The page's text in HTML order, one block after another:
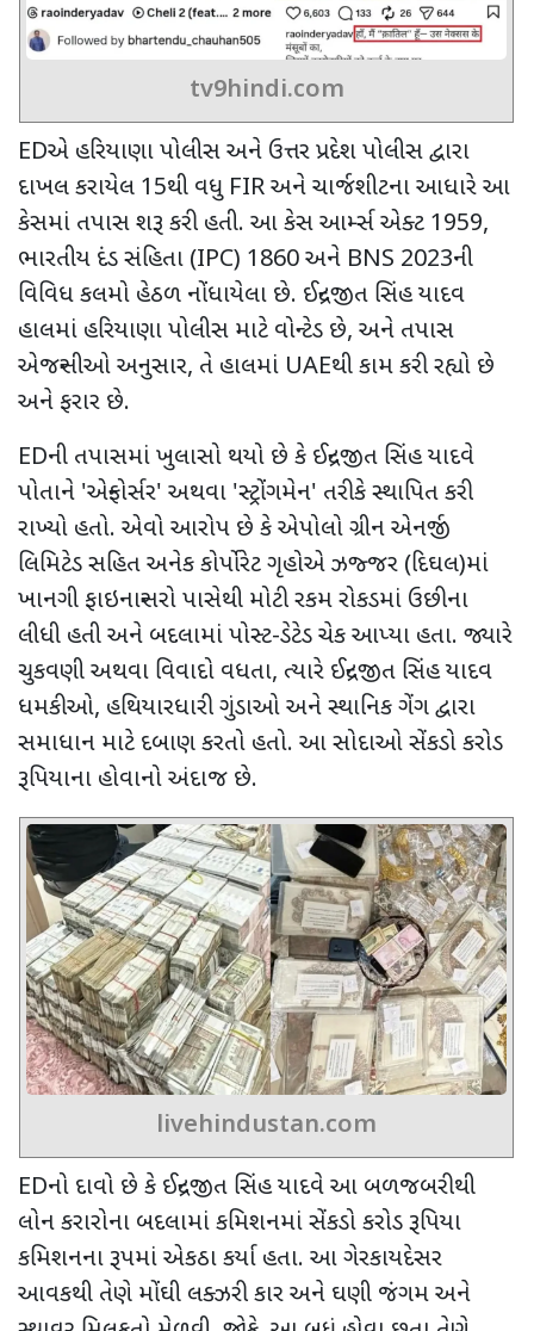
tv9hindi.com
EDએ હરિયાણા પોલીસ અને ઉત્તર પ્રદેશ પોલીસ દ્વારા
દાખલ કરાયેલ 15થી વધુ FIRઅને ચાર્જશીટના આધારે આ
કેસમાં તપાસ શરૂ કરી હતી. આ કેસ આર્મ્સ એક્ટ 1959,
ભારતીય દંડ સંહિતા (IPC) 1860 અને BNS 2023ની
વિવિધ કલમો હેઠળ નોંધાયેલા છે. ઈન્દ્રજીત સિંહ યાદવ
હાલમાં હરિયાણા પોલીસ માટે વોન્ટેડ છે, અને તપાસ
એજન્સીઓ અનુસાર, તે હાલમાં UAEથી કામ કરી રહ્યો છે
અને ફરાર છે.
EDની તપાસમાં ખુલાસો થયો છે કે ઈન્દ્રજીત સિંહ યાદવે
પોતાને 'એન્ફોર્સર' અથવા 'સ્ટ્રોંગમેન' તરીકે સ્થાપિત કરી
રાખ્યો હતો. એવો આરોપ છે કે એપોલો ગ્રીન એનર્જી
લિમિટેડ સહિત અનેક કોર્પોરેટ ગૃહોએ ઝજ્જર (દિઘલ)માં
ખાનગી ફાઇનાન્સરો પાસેથી મોટી રકમ રોકડમાં ઉછીના
લીધી હતી અને બદલામાં પોસ્ટ-ડેટેડ ચેક આપ્યા હતા. જ્યારે
ચુકવણી અથવા વિવાદો વધતા, ત્યારે ઈન્દ્રજીત સિંહ યાદવ
ધમકીઓ, હથિયારધારી ગુંડાઓ અને સ્થાનિક ગેંગ દ્વારા
સમાધાન માટે દબાણ કરતો હતો. આ સોદાઓ સેંકડો કરોડ
રૂપિયાના હોવાનો અંદાજ છે.
livehindustan.com
EDનો દાવો છે કે ઈન્દ્રજીત સિંહ યાદવે આ બળજબરીથી
લોન કરારોના બદલામાં કમિશનમાં સેંકડો કરોડ રૂપિયા
કમિશનના રૂપમાં એકઠા કર્યા હતા. આ ગેરકાયદેસર
આવકથી તેણે મોંઘી લક્ઝરી કાર અને ઘણી જંગમ અને